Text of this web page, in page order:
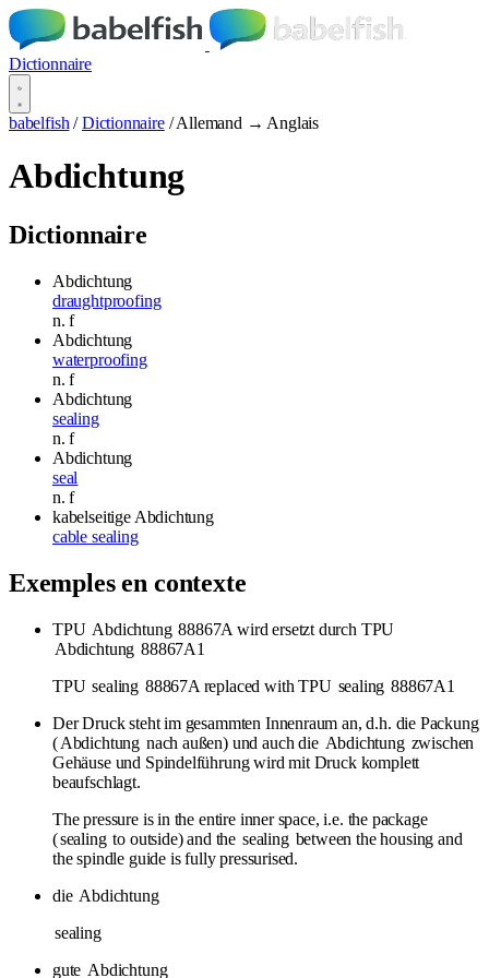
Dictionnaire
babelfish / Dictionnaire / Allemand → Anglais
Abdichtung
Dictionnaire
Abdichtung
draughtproofing
n.f
Abdichtung
waterproofing
n.f
Abdichtung
sealing
n.f
Abdichtung
seal
n.f
kabelseitige Abdichtung
cable sealing
Exemples en contexte
TPU Abdichtung 88867A wird ersetzt durch TPU
Abdichtung 88867A1
TPU sealing 88867A replaced with TPU sealing 88867A1
Der Druck steht im gesammten Innenraum an, d.h. die Packung
(Abdichtung nach außen) und auch die Abdichtung zwischen
Gehäuse und Spindelführung wird mit Druck komplett
beaufschlagt.
The pressure is in the entire inner space, i.e. the package
(sealing to outside) and the sealing between the housing and
the spindle guide is fully pressurised.
die Abdichtung
sealing
gute Abdichtung